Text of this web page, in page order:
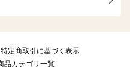
特定商取引に基づく表示
品カテゴリ一覧